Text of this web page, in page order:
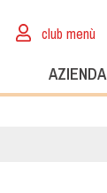
club menù